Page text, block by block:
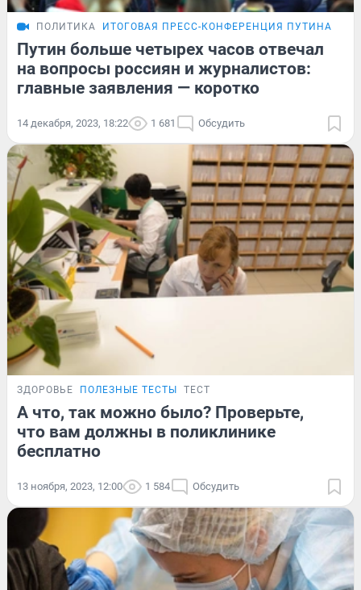
ПОЛИТИКА ИТОГОВАЯ ПРЕСС-КОНФЕРЕНЦИЯ ПУТИНА
Путин больше четырех часов отвечал
на вопросы россиян и журналистов:
главные заявления — коротко
14 декабря, 2023, 18:22 1 681 Обсудить
ЗДОРОВЬЕ ПОЛЕЗНЫЕ ТЕСТЫ ТЕСТ
А что, так можно было? Проверьте,
что вам должны в поликлинике
бесплатно
13 ноября, 2023, 12:00 1 584 Обсудить